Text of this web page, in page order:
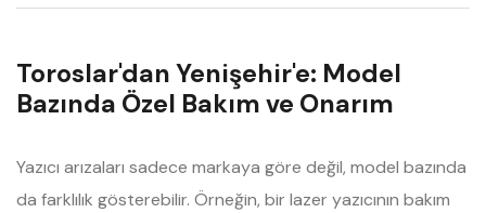
Toroslar'dan Yenişehir'e: Model
Bazında Özel Bakım ve Onarım
Yazıcı arızaları sadece markaya göre değil, model bazında
da farklılık gösterebilir. Örneğin, bir lazer yazıcının bakım